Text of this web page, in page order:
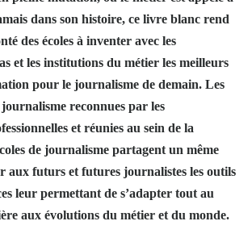
dans son histoire, ce livre blanc rend
des écoles à inventer avec les
et les institutions du métier les meilleurs
pour le journalisme de demain. Les
reconnues par les
et réunies au sein de la
de journalisme partagent un même
aux futurs et futures journalistes les outils
leur permettant de s’adapter tout au
aux évolutions du métier et du monde.